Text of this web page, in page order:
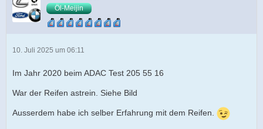
Öl-Meijin
10. Juli 2025 um 06:11
Im Jahr 2020 beim ADAC Test 205 55 16
War der Reifen astrein. Siehe Bild
Ausserdem habe ich selber Erfahrung mit dem Reifen.